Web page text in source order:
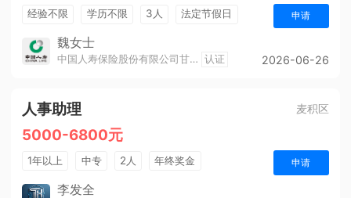
经验不限 学历不限 3人
法定节假日
销售奖金
综合补贴
申请
魏女士
中国人寿保险股份有限公司甘谷支公司 认证 2026-06-26
人事助理 麦积区
5000-6800元
1年以上 中专 2人
年终奖金
法定节假日
申请
李发全